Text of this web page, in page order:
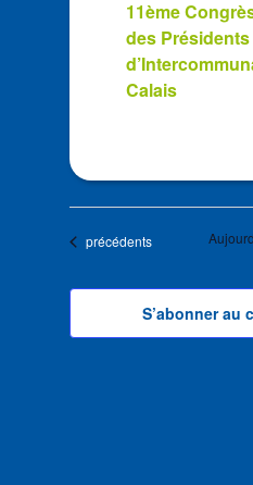
11ème
des Présidents
Calais
Évènements
précédents
S’abonner au